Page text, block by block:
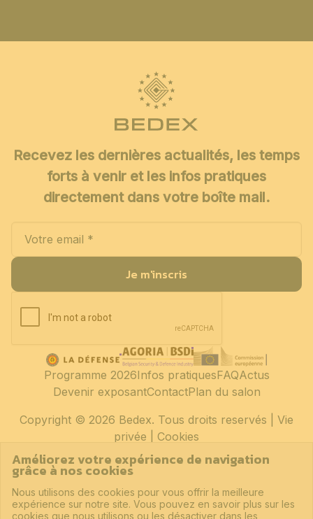
Recevez les dernières actualités, les temps
forts à venir et les infos pratiques
directement dans votre boîte mail.
Je m'inscris
Copyright © 2026 Bedex. Tous droits reservés | Vie
privée
Cookies
Programme 2026Infos pratiquesFAQActus
Devenir exposantContactPlan du salon
Améliorez votre expérience de navigation
grâce à nos cookies
Nous utilisons des cookies pour vous offrir la meilleure
expérience sur notre site. Vous pouvez en savoir plus sur les
cookies que nous utilisons ou les désactiver dans les